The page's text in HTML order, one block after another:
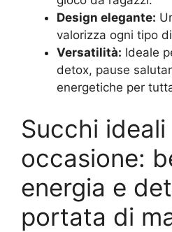
Design elegante:
valorizza ogni tipo
Versatilità: Ideale
detox, pause
energetiche per
Succhi
occasione:
energia e
portata di